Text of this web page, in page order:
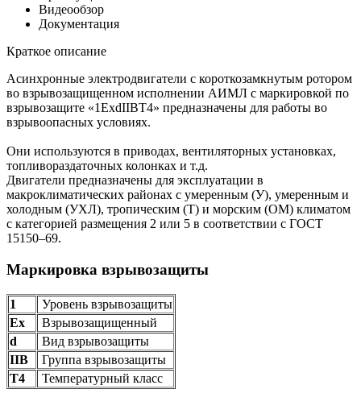
Видеообзор
Документация
Краткое описание
Асинхронные электродвигатели с короткозамкнутым ротором
во взрывозащищенном исполнении АИМЛ с маркировкой по
взрывозащите «1ExdIIBT4» предназначены для работы во
взрывоопасных условиях.
Они используются в приводах, вентиляторных установках,
топливораздаточных колонках и т.д.
Двигатели предназначены для эксплуатации в
макроклиматических районах с умеренным (У), умеренным и
холодным (УХЛ), тропическим (Т) и морским (ОМ) климатом
с категорией размещения 2 или 5 в соответствии с ГОСТ
15150–69.
Маркировка взрывозащиты
1
Уровень взрывозащиты
Ех
Взрывозащищенный
d
Вид взрывозащиты
IIB
Группа взрывозащиты
Т4
Температурный класс